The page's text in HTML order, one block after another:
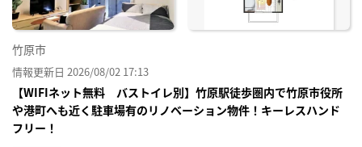
竹原市
情報更新日 2026/08/02 17:13
【WIFIネット無料 バストイレ別】竹原駅徒歩圏内で竹原市役所
や港町へも近く駐車場有のリノベーション物件！キーレスハンド
フリー！